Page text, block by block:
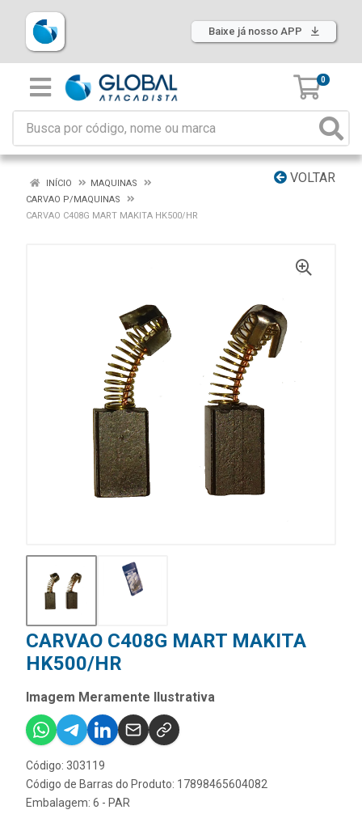
Baixe já nosso APP
0
VOLTAR
INÍCIO
MAQUINAS
CARVAO P/MAQUINAS
CARVAO C408G MART MAKITA HK500/HR
CARVAO C408G MART MAKITA
HK500/HR
Imagem Meramente Ilustrativa
Código: 303119
Código de Barras do Produto: 17898465604082
Embalagem: 6 - PAR